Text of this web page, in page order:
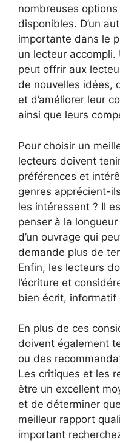
nombreuses
disponibles. D’un
importante dans le
un lecteur
peut offrir aux
de nouvelles idées,
et d’améliorer leur
ainsi que leurs
Pour choisir un
lecteurs doivent
préférences et
genres apprécient-
les intéressent ? Il
penser à la
d’un ouvrage qui
demande plus de
Enfin, les lecteurs
l’écriture et
bien écrit, informatif
En plus de ces
doivent également
ou des
Les critiques et les
être un excellent
et de déterminer
meilleur rapport
important